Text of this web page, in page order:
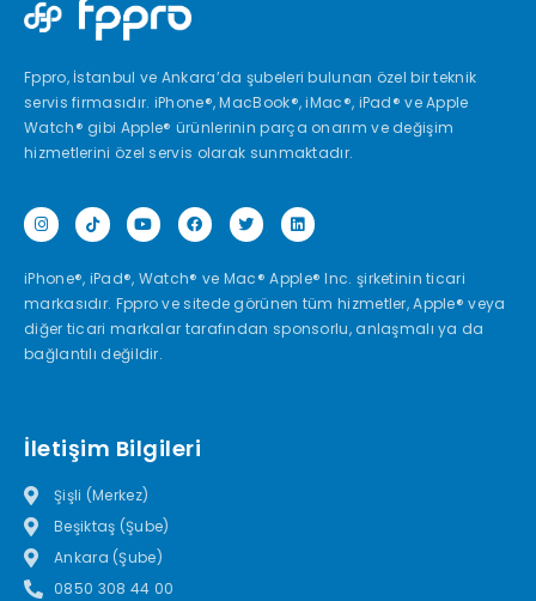
Fppro, İstanbul ve Ankara’da şubeleri bulunan özel bir teknik
servis firmasıdır. iPhone®, MacBook®, iMac®, iPad® ve Apple
Watch® gibi Apple® ürünlerinin parça onarım ve değişim
hizmetlerini özel servis olarak sunmaktadır.
iPhone®, iPad®, Watch® ve Mac® Apple® Inc. şirketinin ticari
markasıdır. Fppro ve sitede görünen tüm hizmetler, Apple® veya
diğer ticari markalar tarafından sponsorlu, anlaşmalı ya da
bağlantılı değildir.
İletişim Bilgileri
Şişli (Merkez)
Beşiktaş (Şube)
Ankara (Şube)
0850 308 44 00